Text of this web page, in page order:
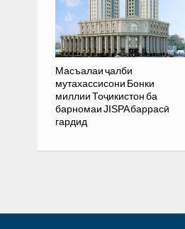
Масъалаи ҷалби
мутахассисони Бонки
миллии Тоҷикистон ба
барномаи JISPA баррасӣ
гардид